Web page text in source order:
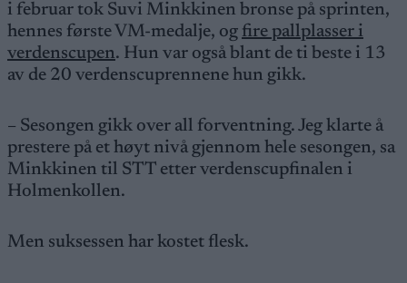
i februar tok Suvi Minkkinen bronse på sprinten,
hennes første VM-medalje, og fire pallplasser i
verdenscupen. Hun var også blant de ti beste i 13
av de 20 verdenscuprennene hun gikk.
– Sesongen gikk over all forventning. Jeg klarte å
prestere på et høyt nivå gjennom hele sesongen, sa
Minkkinen til STT etter verdenscupfinalen i
Holmenkollen.
Men suksessen har kostet flesk.